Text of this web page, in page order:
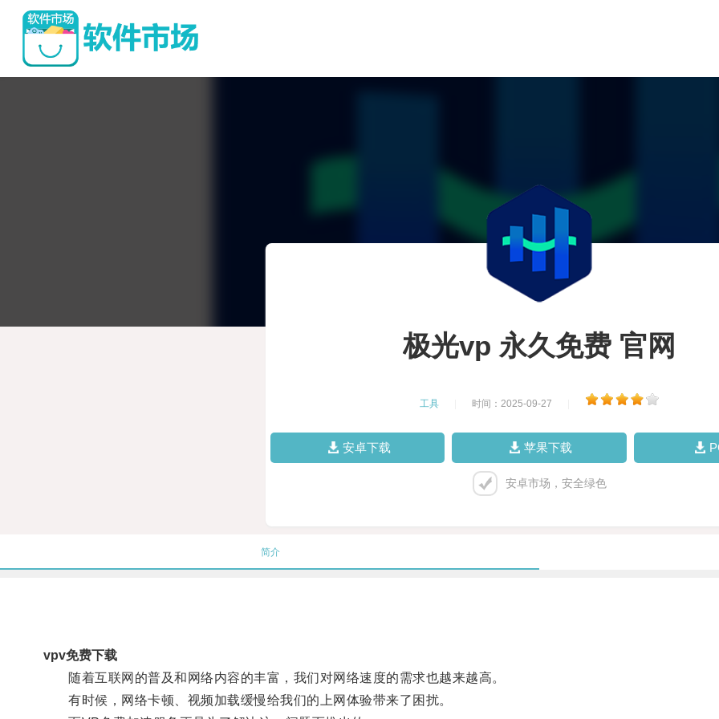
极光vp 永久免费 官网
工具 时间：2025-09-27
安卓下载 苹果下载
安卓市场，安全绿色
简介
vpv免费下载
随着互联网的普及和网络内容的丰富，我们对网络速度的需求也越来越高。
有时候，网络卡顿、视频加载缓慢给我们的上网体验带来了困扰。